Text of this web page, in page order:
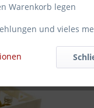
Warenkorb legen
und vieles